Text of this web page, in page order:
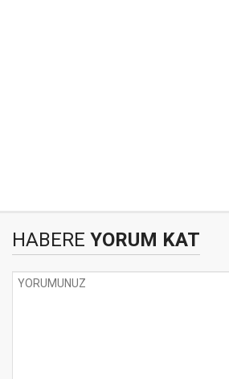
HABERE YORUM KAT